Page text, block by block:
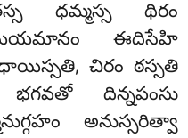
ధమ్మస్స థిరం
ఈదిసేహి
చిరం ఠస్సతి
దిన్నపంసు
అనుస్సరిత్వా